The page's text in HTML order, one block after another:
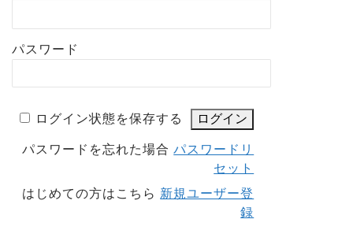
パスワード
ログイン状態を保存する
パスワードを忘れた場合パスワードリ
セット
はじめての方はこちら 新規ユーザー登
録